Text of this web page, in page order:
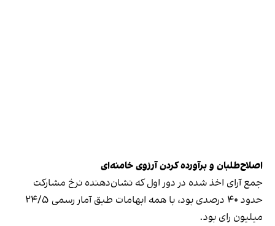
اصلاح‌طلبان و برآورده کردن آرزوی خامنه‌ای
جمع آرای اخذ شده در دور اول که نشان‌دهنده نرخ مشارکت
حدود ۴۰ درصدی بود، با همه ابهامات طبق آمار رسمی ۲۴/۵
میلیون رای بود.